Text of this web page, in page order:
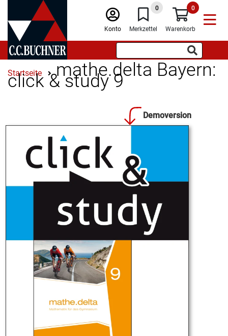
Konto
0
Merkzettel
0
Warenkorb
Startseite mathe.delta Bayern:
click & study 9
Demoversion